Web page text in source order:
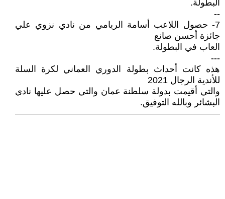
البطولة.
--
7- حصول اللاعب أسامة الريامي من نادي نزوي علي
جائزة أحسن صانع
العاب في البطولة.
---
هذه كانت أحداث بطولة الدوري العماني لكرة السلة
للأندية الرجال 2021
والتي أقيمت بدولة سلطنة عمان والتي حصل عليها نادي
البشائر وبالله التوفيق.